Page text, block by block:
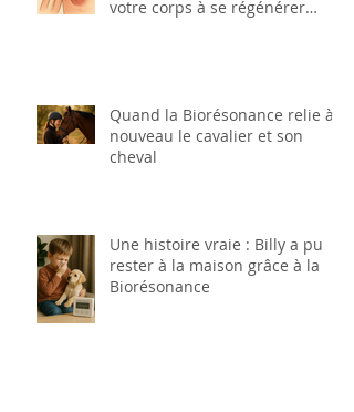
votre corps à se régénérer
Quand la Biorésonance relie à
nouveau le cavalier et son
cheval
Une histoire vraie : Billy a pu
rester à la maison grâce à la
Biorésonance